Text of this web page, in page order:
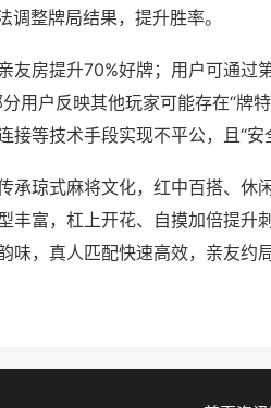
调整牌局结果，提升胜率。
友房提升70%好牌；用户可通过
用户反映其他玩家可能存在“牌
接等技术手段实现不平公，且“安
承琼式麻将文化，红中百搭、休
丰富，杠上开花、自摸加倍提升
味，真人匹配快速高效，亲友约